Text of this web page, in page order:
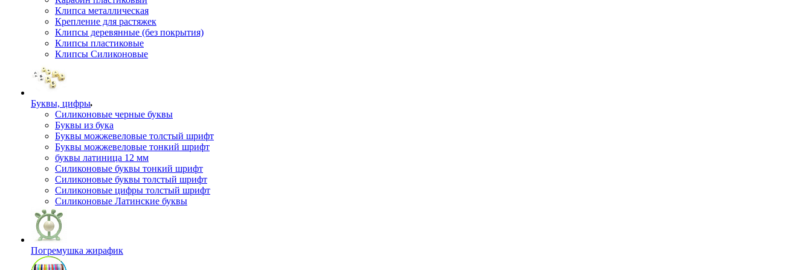
Клипса металлическая
Крепление для растяжек
Клипсы деревянные (без покрытия)
Клипсы пластиковые
Клипсы Силиконовые
Буквы, цифры
Силиконовые черные буквы
Буквы из бука
Буквы можжевеловые толстый шрифт
Буквы можжевеловые тонкий шрифт
буквы латиница 12 мм
Силиконовые буквы тонкий шрифт
Силиконовые буквы толстый шрифт
Силиконовые цифры толстый шрифт
Силиконовые Латинские буквы
Погремушка жирафик